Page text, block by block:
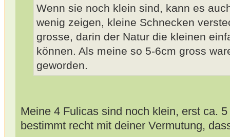
Wenn sie noch klein sind, kann es
wenig zeigen, kleine Schnecken
grosse, darin der Natur die kleinen
können. Als meine so 5-6cm gross
geworden.
Meine 4 Fulicas sind noch klein, erst ca.
bestimmt recht mit deiner Vermutung,